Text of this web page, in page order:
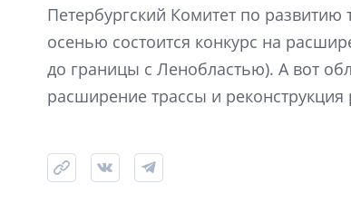
Петербургский Комитет по
осенью состоится конкурс на
до границы с Ленобластью). А вот
расширение трассы и